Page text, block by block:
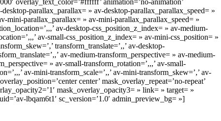
overlay_text_color=’#ffffff’ animation=’no-animation’
parallax_parallax= » av-desktop-parallax_parallax_speed= »
mini-parallax_parallax= » av-mini-parallax_parallax_speed= »
av-desktop-css_position_z_index= » av-medium-
av-small-css_position_z_index= » av-mini-css_position= »
transform_translate=’,,’ av-desktop-
av-medium-transform_perspective= » av-medium-
» av-small-transform_rotation=’,,,’ av-small-
av-mini-transform_scale=’,,’ av-mini-transform_skew=’,’ av-
center’ mask_overlay_repeat=’no-repeat’
mask_overlay_opacity3= » link= » target= »
lbqam6t1′ sc_version=’1.0′ admin_preview_bg= »]